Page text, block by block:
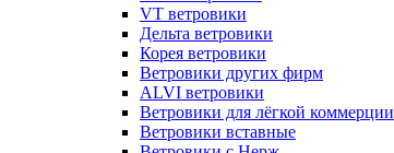
VT ветровики
Дельта ветровики
Корея ветровики
Ветровики других фирм
ALVI ветровики
Ветровики для лёгкой коммерции
Ветровики вставные